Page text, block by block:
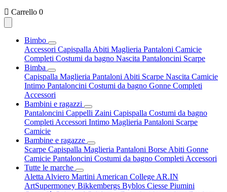
 Carrello 0
Bimbo
Accessori Capispalla Abiti Maglieria Pantaloni Camicie
Completi Costumi da bagno Nascita Pantaloncini Scarpe
Bimba
Capispalla Maglieria Pantaloni Abiti Scarpe Nascita Camicie
Intimo Pantaloncini Costumi da bagno Gonne Completi
Accessori
Bambini e ragazzi
Pantaloncini Cappelli Zaini Capispalla Costumi da bagno
Completi Accessori Intimo Maglieria Pantaloni Scarpe
Camicie
Bambine e ragazze
Scarpe Capispalla Maglieria Pantaloni Borse Abiti Gonne
Camicie Pantaloncini Costumi da bagno Completi Accessori
Tutte le marche
Aletta Alviero Martini American College AR.IN
ArtSupermoney Bikkembergs Byblos Ciesse Piumini